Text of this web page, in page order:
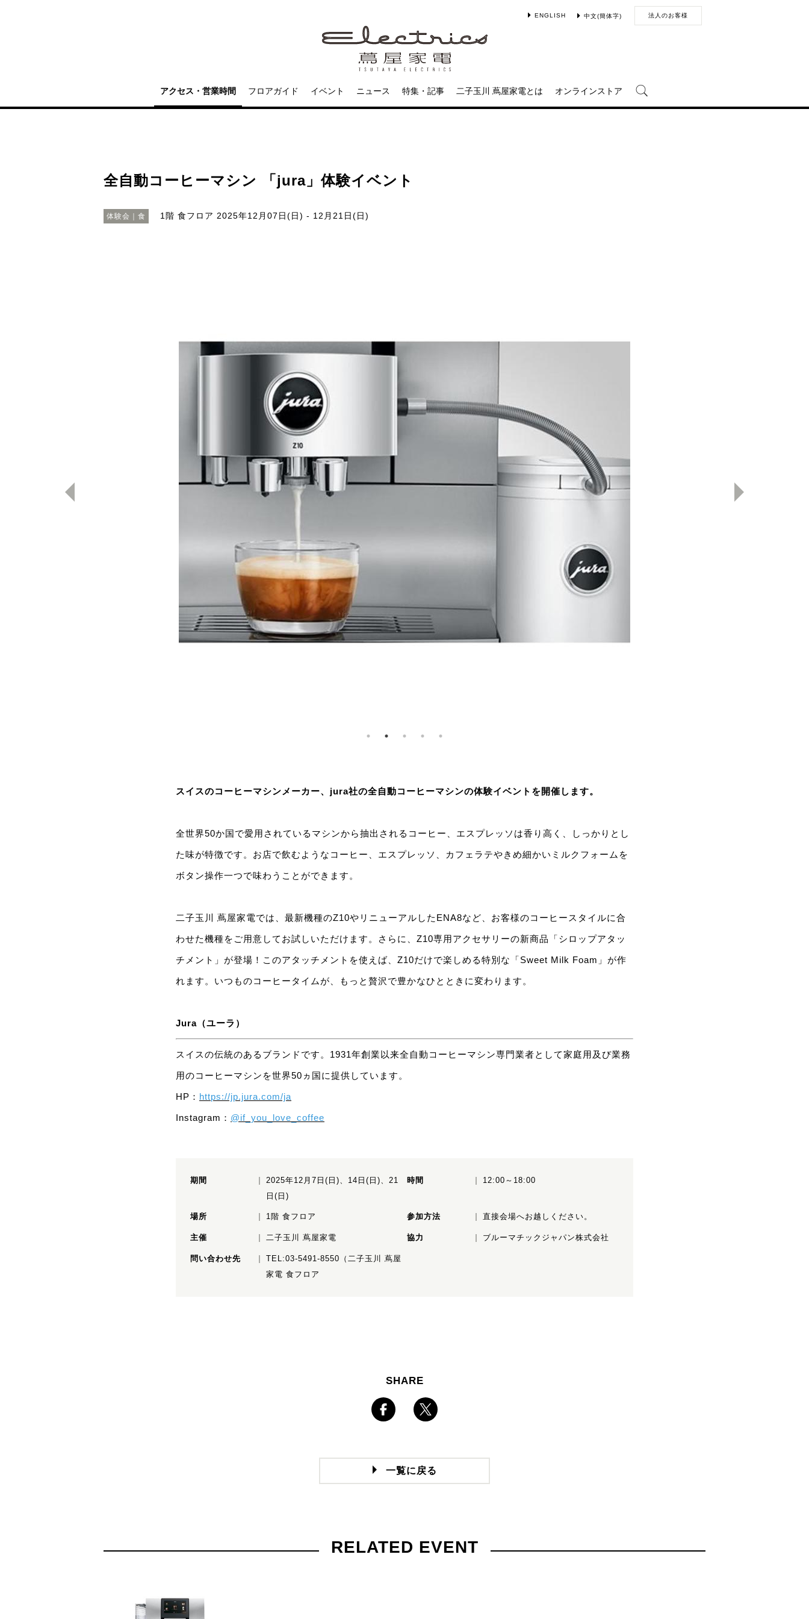
ENGLISH 中文(簡体字) 法人のお客様
アクセス・営業時間 フロアガイド イベント ニュース 特集・記事 二子玉川 蔦屋家電とは オンラインストア
全自動コーヒーマシン 「jura」体験イベント
体験会｜食 1階 食フロア 2025年12月07日(日) - 12月21日(日)
スイスのコーヒーマシンメーカー、jura社の全自動コーヒーマシンの体験イベントを開催します。
全世界50か国で愛用されているマシンから抽出されるコーヒー、エスプレッソは香り高く、しっかりとし
た味が特徴です。お店で飲むようなコーヒー、エスプレッソ、カフェラテやきめ細かいミルクフォームを
ボタン操作一つで味わうことができます。
二子玉川 蔦屋家電では、最新機種のZ10やリニューアルしたENA8など、お客様のコーヒースタイルに合
わせた機種をご用意してお試しいただけます。さらに、Z10専用アクセサリーの新商品「シロップアタッ
チメント」が登場！このアタッチメントを使えば、Z10だけで楽しめる特別な「Sweet Milk Foam」が作
れます。いつものコーヒータイムが、もっと贅沢で豊かなひとときに変わります。
Jura（ユーラ）
スイスの伝統のあるブランドです。1931年創業以来全自動コーヒーマシン専門業者として家庭用及び業務
用のコーヒーマシンを世界50ヵ国に提供しています。
HP： https://jp.jura.com/ja
Instagram： @if_you_love_coffee
期間
2025年12月7日(日)、14日(日)、21
日(日)
時間 12:00～18:00
場所 1階 食フロア 参加方法 直接会場へお越しください。
主催 二子玉川 蔦屋家電 協力 ブルーマチックジャパン株式会社
問い合わせ先
TEL:03-5491-8550（二子玉川 蔦屋
家電 食フロア
SHARE
一覧に戻る
RELATED EVENT